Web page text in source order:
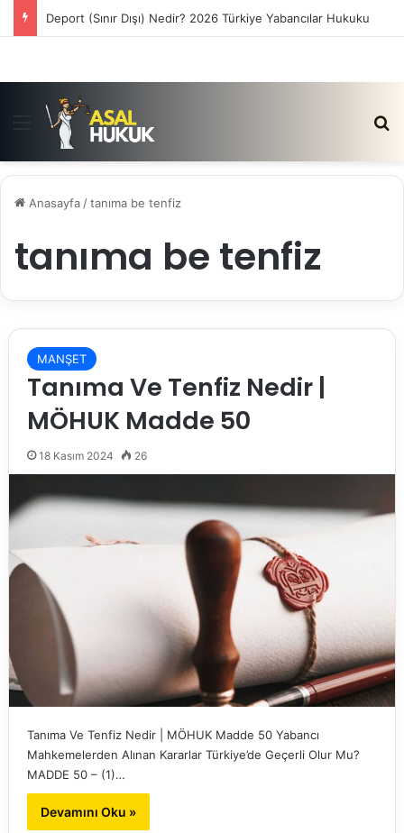
Deport (Sınır Dışı) Nedir? 2026 Türkiye Yabancılar Hukuku
Menü
Anasayfa /tanıma be tenfiz
tanıma be tenfiz
MANŞET
Tanıma Ve Tenfiz Nedir |
MÖHUK Madde 50
18 Kasım 2024 26
Tanıma Ve Tenfiz Nedir | MÖHUK Madde 50 Yabancı
Mahkemelerden Alınan Kararlar Türkiye’de Geçerli Olur Mu?
MADDE 50 – (1)…
Devamını Oku »